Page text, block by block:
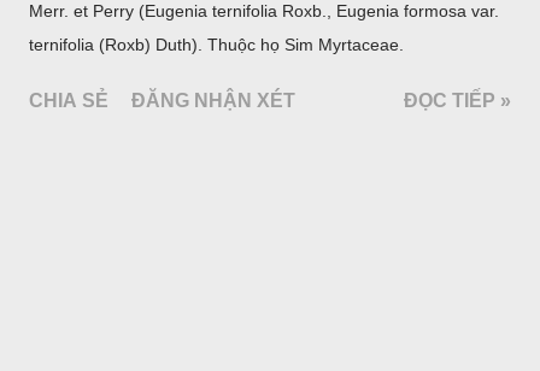
Merr. et Perry (Eugenia ternifolia Roxb., Eugenia formosa var.
ternifolia (Roxb) Duth). Thuộc họ Sim Myrtaceae.
CHIA SẺ ĐĂNG NHẬN XÉT ĐỌC TIẾP »